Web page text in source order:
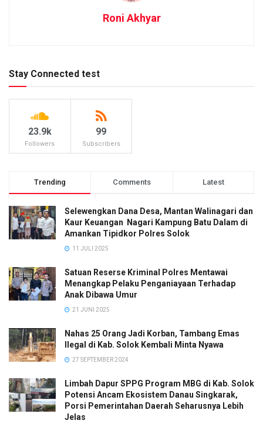
Roni Akhyar
Stay Connected test
23.9k
Followers
99
Subscribers
Trending Comments Latest
Selewengkan Dana Desa, Mantan Walinagari dan
Kaur Keuangan Nagari Kampung Batu Dalam di
Amankan Tipidkor Polres Solok
11 JULI 2025
Satuan Reserse Kriminal Polres Mentawai
Menangkap Pelaku Penganiayaan Terhadap
Anak Dibawa Umur
21 JUNI 2025
Nahas 25 Orang Jadi Korban, Tambang Emas
Ilegal di Kab. Solok Kembali Minta Nyawa
27 SEPTEMBER 2024
Limbah Dapur SPPG Program MBG di Kab. Solok
Potensi Ancam Ekosistem Danau Singkarak,
Porsi Pemerintahan Daerah Seharusnya Lebih
Jelas